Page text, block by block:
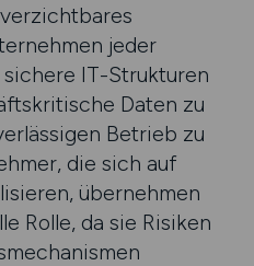
jeder
IT-Strukturen
Daten zu
Betrieb zu
die sich auf
übernehmen
Rolle, da sie Risiken